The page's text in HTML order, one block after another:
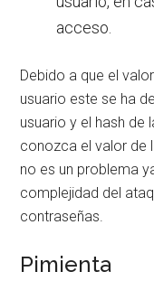
acceso.
Debido a que el
usuario este se ha
usuario y el hash de
conozca el valor de
no es un problema
complejidad del
contraseñas.
Pimienta